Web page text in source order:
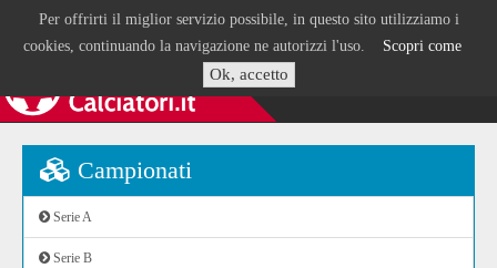
Per offrirti il miglior servizio possibile, in questo sito utilizziamo i
cookies, continuando la navigazione ne autorizzi l'uso. Scopri come
Ok, accetto
Campionati
Serie A
Serie B